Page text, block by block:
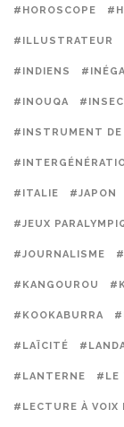
#HOROSCOPE
#ILLUSTRATEUR
#INDIENS
#INOUQA
#INSTRUMENT DE
#ITALIE #JAPON
#JEUX
#JOURNALISME
#KANGOUROU
#KOOKABURRA
#LAÏCITÉ
#LANTERNE #LE
#LECTURE À VOIX